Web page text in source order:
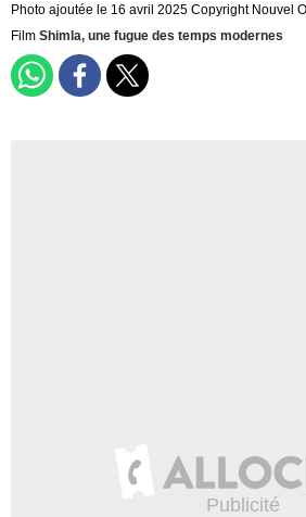
Photo ajoutée le 16 avril 2025 Copyright Nouvel
Film Shimla, une fugue des temps modernes